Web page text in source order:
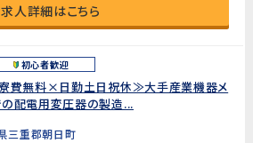
求人詳細はこちら
初心者歓迎
費無料×日勤土日祝休≫大手産業機器メ
配電用変圧器の製造...
三重郡朝日町